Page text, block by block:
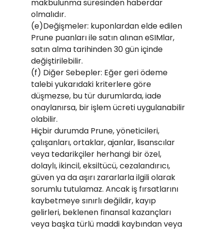
makbulunma süresinden haberdar
olmalıdır.
(e)Değişmeler: kuponlardan elde edilen
Prune puanları ile satın alınan eSIMlar,
satın alma tarihinden 30 gün içinde
değiştirilebilir.
(f) Diğer Sebepler: Eğer geri ödeme
talebi yukarıdaki kriterlere göre
düşmezse, bu tür durumlarda, iade
onaylanırsa, bir işlem ücreti uygulanabilir
olabilir.
Hiçbir durumda Prune, yöneticileri,
çalışanları, ortaklar, ajanlar, lisanscılar
veya tedarikçiler herhangi bir özel,
dolaylı, ikincil, eksiltücü, cezalandırıcı,
güven ya da aşırı zararlarla ilgili olarak
sorumlu tutulamaz. Ancak iş fırsatlarını
kaybetmeye sınırlı değildir, kayıp
gelirleri, beklenen finansal kazançları
veya başka türlü maddi kaybından veya